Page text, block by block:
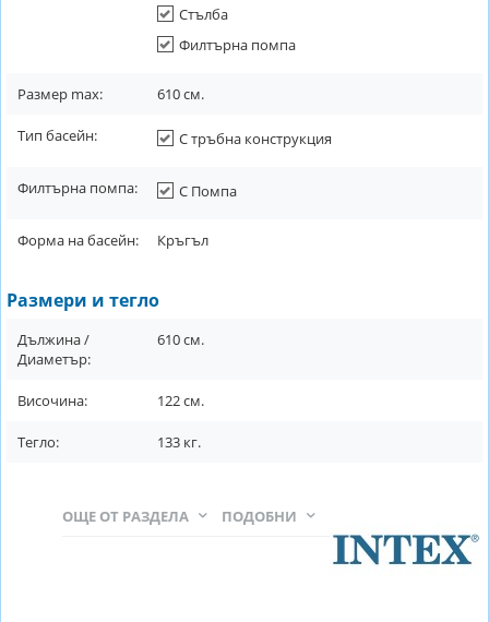
Стълба
Филтърна помпа
Размер max: 610см.
Тип басейн: С тръбна конструкция
Филтърна помпа: С Помпа
Форма на басейн: Кръгъл
Размери и тегло
Дължина /
Диаметър:
610см.
Височина: 122см.
Тегло: 133 кг.
ПОДОБНИ
ОЩЕ ОТ РАЗДЕЛА